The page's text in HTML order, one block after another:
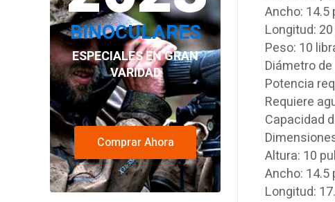
BINOCULARES
ESPECIALES EN GRAN
VARIDAD
Comprar Ahora
Ancho: 14.5
Longitud:
Peso: 10
Diámetro
Potencia
Requiere
Capacidad
Altura: 10
Ancho: 14.5
Longitud: